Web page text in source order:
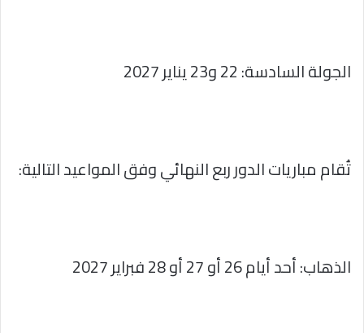
الجولة السادسة: 22 و23 يناير 2027
تُقام مباريات الدور ربع النهائي وفق المواعيد التالية:
الذهاب: أحد أيام 26 أو 27 أو 28 فبراير 2027